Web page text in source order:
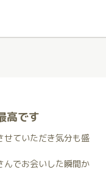
んわりした雰囲気の
口からの広さ(部屋に
ぬるタイムの時の上
す。また洗い場も
あったりして？お風
です☆
を利用させていただ
高です
せていただき気分も盛
んでお会いした瞬間か